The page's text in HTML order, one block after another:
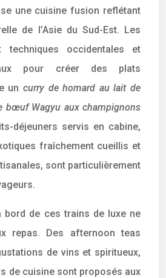
une cuisine fusion reflétant
de l’Asie du Sud-Est. Les
techniques occidentales et
pour créer des plats
un curry de homard au lait de
bœuf Wagyu aux champignons
déjeuners servis en cabine,
fraîchement cueillis et
sont particulièrement
bord de ces trains de luxe ne
repas. Des afternoon teas
de vins et spiritueux,
de cuisine sont proposés aux